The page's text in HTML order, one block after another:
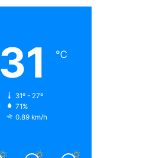
31 ℃
31º - 27º
71%
0.89 km/h